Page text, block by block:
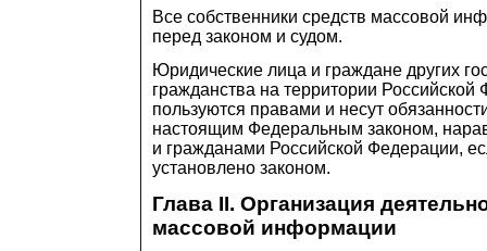
Все собственники средств массовой
перед законом и судом.
Юридические лица и граждане других
гражданства на территории Российской
пользуются правами и несут
настоящим Федеральным законом,
и гражданами Российской Федерации,
установлено законом.
Глава II. Организация
массовой информации